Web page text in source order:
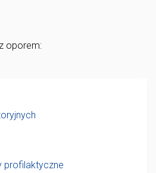
oporem:
profilaktyczne